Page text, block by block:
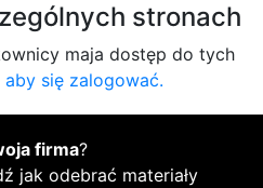
stronach
maja dostęp do tych
aby się zalogować.
firma?
jak odebrać materiały